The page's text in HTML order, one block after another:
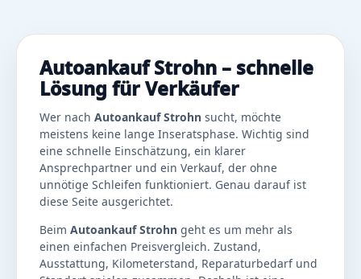
Autoankauf Strohn – schnelle
Lösung für Verkäufer
Wer nach Autoankauf Strohn sucht, möchte
meistens keine lange Inseratsphase. Wichtig sind
eine schnelle Einschätzung, ein klarer
Ansprechpartner und ein Verkauf, der ohne
unnötige Schleifen funktioniert. Genau darauf ist
diese Seite ausgerichtet.
Beim Autoankauf Strohn geht es um mehr als
einen einfachen Preisvergleich. Zustand,
Ausstattung, Kilometerstand, Reparaturbedarf und